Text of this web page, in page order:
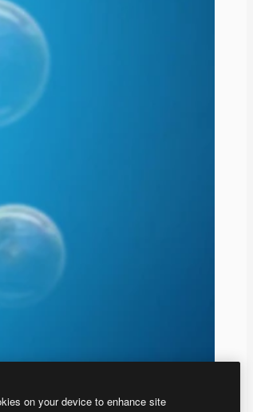
on your device to enhance site